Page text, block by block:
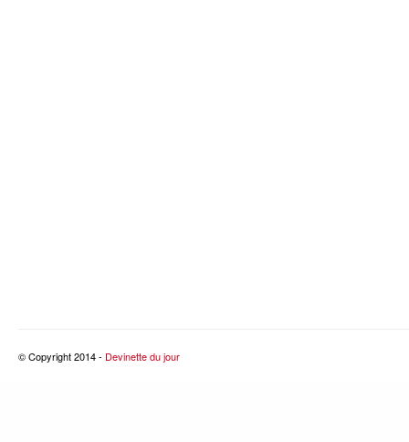
© Copyright 2014 - Devinette du jour